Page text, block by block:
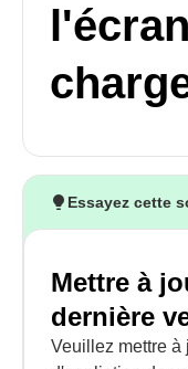
Essayez cette
Mettre à
dernière
Veuillez mettre